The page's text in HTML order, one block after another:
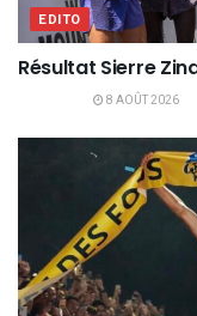
EDITO
Résultat Sierre
8 AOÛT 2026